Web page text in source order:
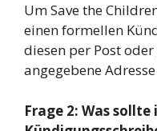
Um Save the
einen formellen
diesen per Post
angegebene
Frage 2: Was